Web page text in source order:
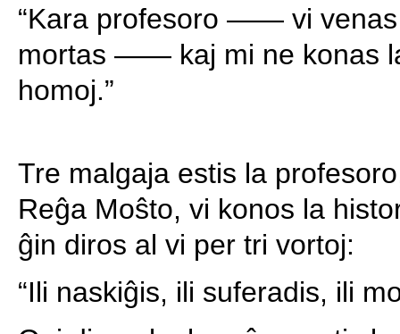
“Kara profesoro —— vi
mortas —— kaj mi ne konas
homoj.”
Tre malgaja estis la
Reĝa Moŝto, vi konos la
ĝin diros al vi per tri vortoj:
“Ili naskiĝis, ili suferadis, ili